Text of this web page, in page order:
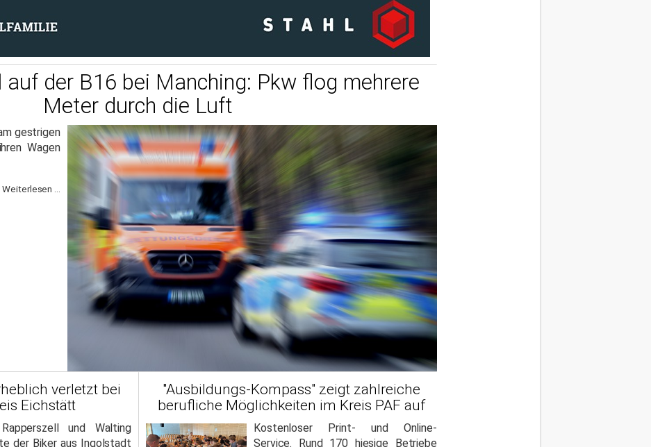
auf der B16 bei Manching: Pkw flog mehrere
Meter durch die Luft
gestrigen
Wagen
Weiterlesen ...
verletzt bei
Eichstätt
und Walting
der Biker aus Ingolstadt
"Ausbildungs-Kompass" zeigt zahlreiche
berufliche Möglichkeiten im Kreis PAF auf
Kostenloser Print- und Online-
Service. Rund 170 hiesige Betriebe